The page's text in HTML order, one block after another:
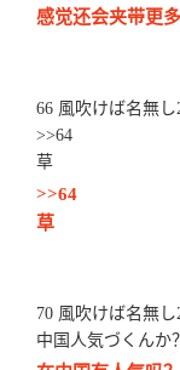
感觉还会夹带更
66 風吹けば名無し
>>64
草
>>64
草
70 風吹けば名無し
中国人気づくんか